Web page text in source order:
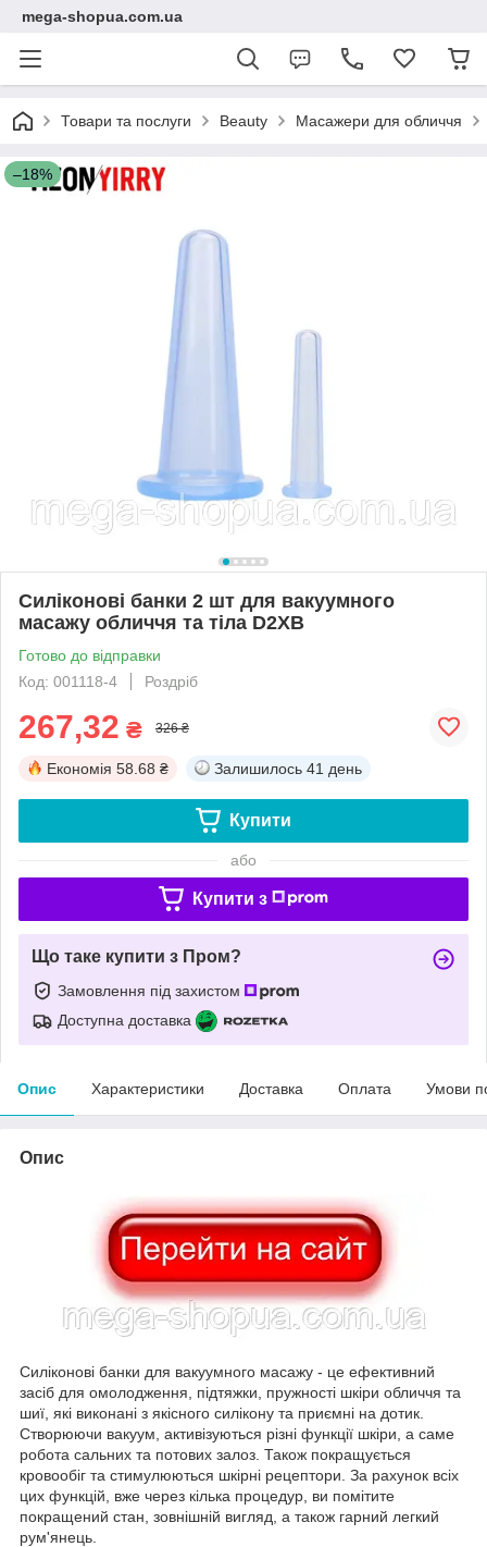
mega-shopua.com.ua
Товари та послуги Beauty Масажери для обличчя
–18%
Силіконові банки 2 шт для вакуумного
масажу обличчя та тіла D2XB
Готово до відправки
Код: 001118-4
Роздріб
267,32 ₴ 326 ₴
Економія 58.68 ₴ Залишилось 41 день
Купити
або
Купити з
Що таке купити з Пром?
Замовлення під захистом
Доступна доставка
Опис Характеристики Доставка Оплата Умови
Опис
Силіконові банки для вакуумного масажу - це ефективний
засіб для омолодження, підтяжки, пружності шкіри обличчя та
шиї, які виконані з якісного силікону та приємні на дотик.
Створюючи вакуум, активізуються різні функції шкіри, а саме
робота сальних та потових залоз. Також покращується
кровообіг та стимулюються шкірні рецептори. За рахунок всіх
цих функцій, вже через кілька процедур, ви помітите
покращений стан, зовнішній вигляд, а також гарний легкий
рум'янець.